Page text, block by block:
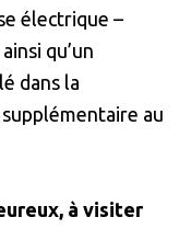
électrique –
qu’un
dans la
au
à visiter